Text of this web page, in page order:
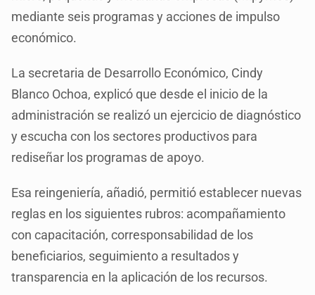
mediante seis programas y acciones de impulso
económico.
La secretaria de Desarrollo Económico, Cindy
Blanco Ochoa, explicó que desde el inicio de la
administración se realizó un ejercicio de diagnóstico
y escucha con los sectores productivos para
rediseñar los programas de apoyo.
Esa reingeniería, añadió, permitió establecer nuevas
reglas en los siguientes rubros: acompañamiento
con capacitación, corresponsabilidad de los
beneficiarios, seguimiento a resultados y
transparencia en la aplicación de los recursos.